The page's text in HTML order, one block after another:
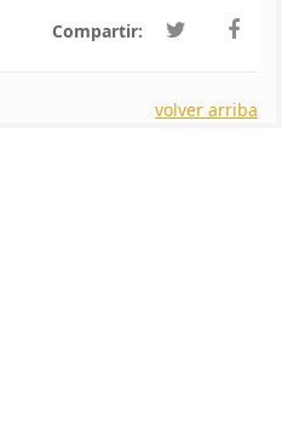
Compartir:
volver arriba